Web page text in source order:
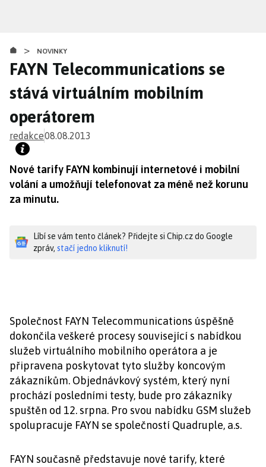
obsahu
> NOVINKY
FAYN Telecommunications se
stává virtuálním mobilním
operátorem
redakce08.08.2013
Nové tarify FAYN kombinují internetové i mobilní
volání a umožňují telefonovat za méně než korunu
za minutu.
Líbí se vám tento článek? Přidejte si Chip.cz do Google
zpráv, stačí jedno kliknutí!
Společnost FAYN Telecommunications úspěšně
dokončila veškeré procesy související s nabídkou
služeb virtuálního mobilního operátora a je
připravena poskytovat tyto služby koncovým
zákazníkům. Objednávkový systém, který nyní
prochází posledními testy, bude pro zákazníky
spuštěn od 12. srpna. Pro svou nabídku GSM služeb
spolupracuje FAYN se společností Quadruple, a.s.
FAYN současně představuje nové tarify, které